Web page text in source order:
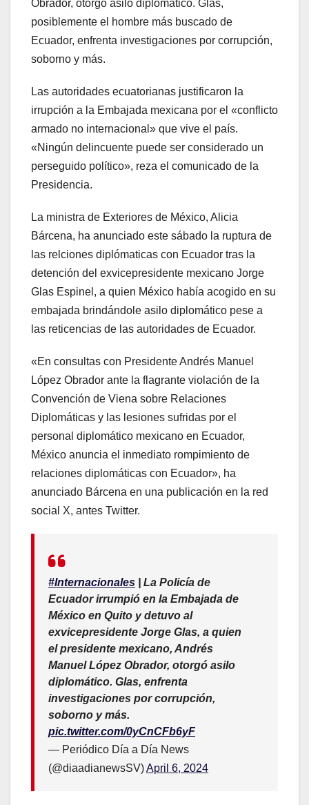
Obrador, otorgó asilo diplomático. Glas,
posiblemente el hombre más buscado de
Ecuador, enfrenta investigaciones por corrupción,
soborno y más.
Las autoridades ecuatorianas justificaron la
irrupción a la Embajada mexicana por el «conflicto
armado no internacional» que vive el país.
«Ningún delincuente puede ser considerado un
perseguido político», reza el comunicado de la
Presidencia.
La ministra de Exteriores de México, Alicia
Bárcena, ha anunciado este sábado la ruptura de
las relciones diplómaticas con Ecuador tras la
detención del exvicepresidente mexicano Jorge
Glas Espinel, a quien México había acogido en su
embajada brindándole asilo diplomático pese a
las reticencias de las autoridades de Ecuador.
«En consultas con Presidente Andrés Manuel
López Obrador ante la flagrante violación de la
Convención de Viena sobre Relaciones
Diplomáticas y las lesiones sufridas por el
personal diplomático mexicano en Ecuador,
México anuncia el inmediato rompimiento de
relaciones diplomáticas con Ecuador», ha
anunciado Bárcena en una publicación en la red
social X, antes Twitter.
#Internacionales | La Policía de
Ecuador irrumpió en la Embajada de
México en Quito y detuvo al
exvicepresidente Jorge Glas, a quien
el presidente mexicano, Andrés
Manuel López Obrador, otorgó asilo
diplomático. Glas, enfrenta
investigaciones por corrupción,
soborno y más.
pic.twitter.com/0yCnCFb6yF
— Periódico Día a Día News
(@diaadianewsSV)April 6, 2024